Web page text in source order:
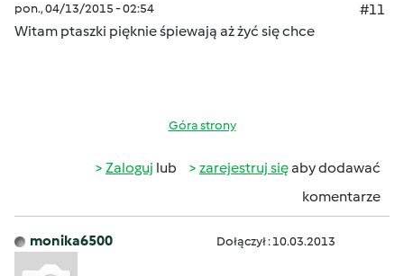
pon., 04/13/2015 - 02:54
#11
Witam ptaszki pięknie śpiewają aż żyć się chce
Góra strony
Zaloguj lub zarejestruj sięaby dodawać
komentarze
monika6500 Dołączył : 10.03.2013